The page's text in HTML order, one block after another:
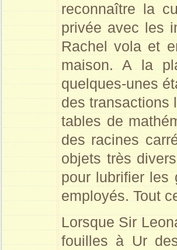
reconnaître la
privée avec les
Rachel vola et
maison. A la
quelques-unes
des transactions
tables de
des racines
objets très
pour lubrifier les
employés. Tout
Lorsque Sir
fouilles à Ur